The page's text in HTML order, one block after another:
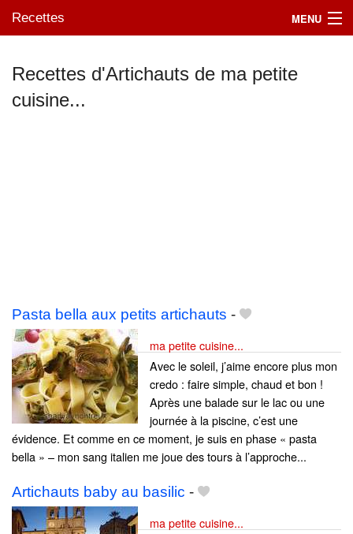
Recettes MENU
Mes blogs préférés
Recettes d'Artichauts de ma petite
cuisine...
Pasta bella aux petits artichauts -
ma petite cuisine...
Avec le soleil, j’aime encore plus mon
credo : faire simple, chaud et bon !
Après une balade sur le lac ou une
journée à la piscine, c’est une
évidence. Et comme en ce moment, je suis en phase « pasta
bella » – mon sang italien me joue des tours à l’approche...
Artichauts baby au basilic -
ma petite cuisine...